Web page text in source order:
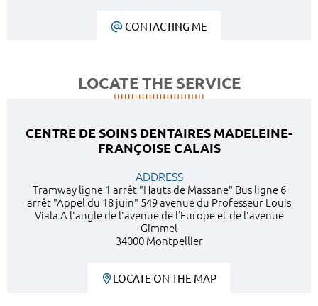
CONTACTING ME
LOCATE THE SERVICE
CENTRE DE SOINS DENTAIRES MADELEINE-
FRANÇOISE CALAIS
ADDRESS
Tramway ligne 1 arrêt "Hauts de Massane" Bus ligne 6
arrêt "Appel du 18 juin" 549 avenue du Professeur Louis
Viala A l'angle de l'avenue de l’Europe et de l'avenue
Gimmel
34000 Montpellier
LOCATE ON THE MAP